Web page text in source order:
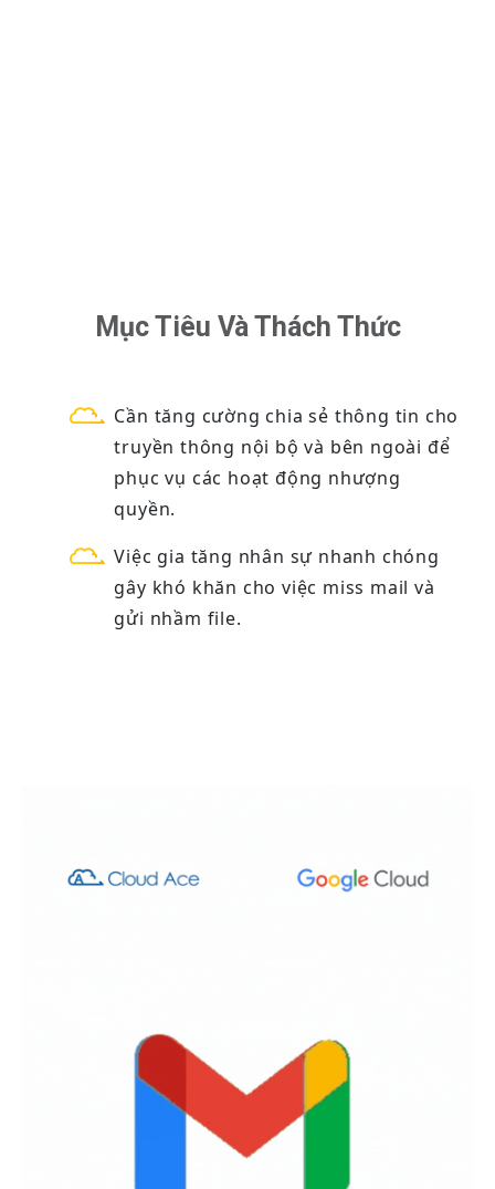
Mục Tiêu Và Thách Thức
Cần tăng cường chia sẻ thông tin cho
truyền thông nội bộ và bên ngoài để
phục vụ các hoạt động nhượng
quyền.
Việc gia tăng nhân sự nhanh chóng
gây khó khăn cho việc miss mail và
gửi nhầm file.